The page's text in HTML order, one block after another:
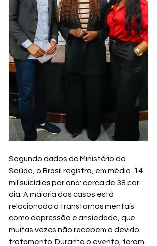
Segundo dados do Ministério da
Saúde, o Brasil registra, em média, 14
mil suicídios por ano: cerca de 38 por
dia. A maioria dos casos está
relacionada a transtornos mentais
como depressão e ansiedade, que
muitas vezes não recebem o devido
tratamento. Durante o evento, foram